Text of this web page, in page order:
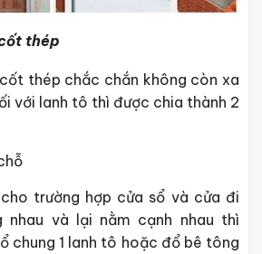
thép
thép chắc chắn không còn xa
với lanh tô thì được chia thành 2
trường hợp cửa sổ và cửa đi
và lại nằm cạnh nhau thì
chung 1 lanh tô hoặc đổ bê tông